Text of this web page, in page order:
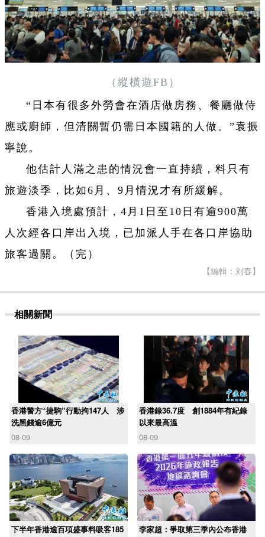
（縱橫遊FB）
“日本有很多外勞會在酒店做房務、餐廳做侍
應或廚師，但清關暫仍需日本國籍的人做。”袁振
寧說。
他估計人滿之患的情況會一直持續，料只有
旅遊淡季，比如6月、9月情況才有所緩解。
香港入境處預計，4月1日至10日有逾900萬
人次經各口岸出入境，已加派人手在各口岸協助
旅客過關。（完）
【編輯：刘春】
相關新聞
香港警方“捷駒”行動拘147人 涉
洗黑錢逾6億元
08-09
香港錄36.7度 創1884年有紀錄
以來最高溫
08-09
下半年香港逾百項盛事料吸客185
李家超：爭取第三季內公布香港